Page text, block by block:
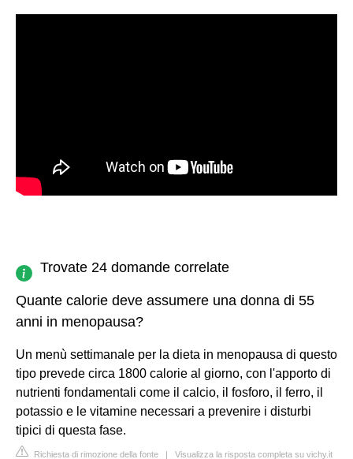
Trovate 24 domande correlate
Quante calorie deve assumere una donna di 55
anni in menopausa?
Un menù settimanale per la dieta in menopausa di questo
tipo prevede circa 1800 calorie al giorno, con l'apporto di
nutrienti fondamentali come il calcio, il fosforo, il ferro, il
potassio e le vitamine necessari a prevenire i disturbi
tipici di questa fase.
Richiesta di rimozione della fonte | Visualizza la risposta completa su vichy.it